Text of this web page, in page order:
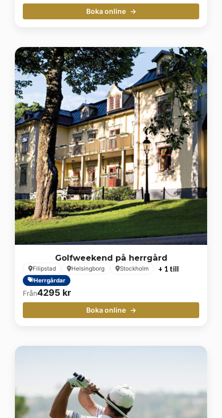
Boka online
Golfweekend på herrgård
Filipstad Helsingborg Stockholm + 1 till
Herrgårdar
Från4295 kr
Boka online